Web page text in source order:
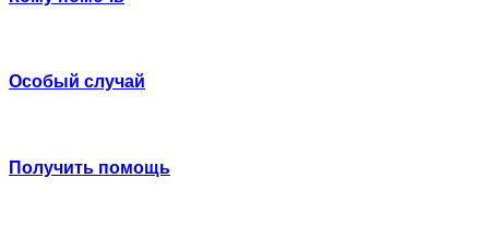
Особый случай
Получить помощь